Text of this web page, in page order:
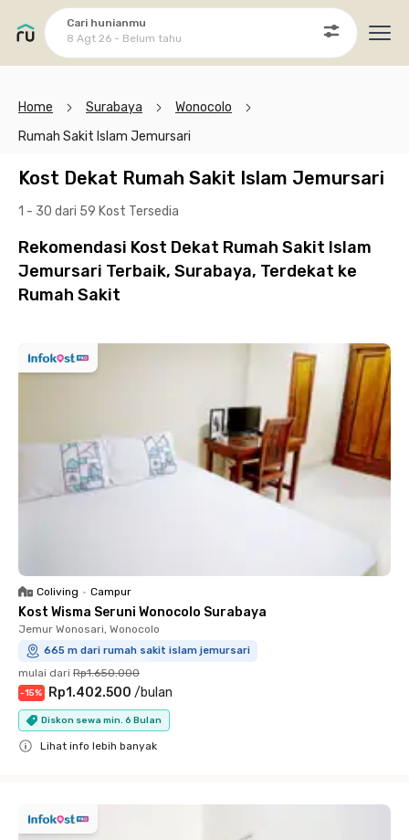
Cari hunianmu
8 Agt 26 - Belum tahu
Home Surabaya
Wonocolo
Rumah Sakit Islam Jemursari
Kost Dekat Rumah Sakit Islam Jemursari
1 - 30 dari 59 Kost Tersedia
Rekomendasi Kost Dekat Rumah Sakit Islam
Jemursari Terbaik, Surabaya, Terdekat ke
Rumah Sakit
Coliving • Campur
Kost Wisma Seruni Wonocolo Surabaya
Jemur Wonosari, Wonocolo
665 m dari rumah sakit islam jemursari
mulai dari Rp1.650.000
-15% Rp1.402.500 /bulan
Diskon sewa min. 6 Bulan
Lihat info lebih banyak